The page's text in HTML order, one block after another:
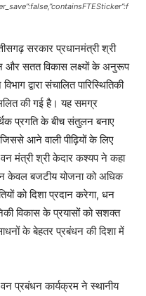
सरकार प्रधानमंत्री श्री
और सतत विकास लक्ष्यों के अनुरूप
द्वारा संचालित पारिस्थितिकी
की गई है। यह समग्र
प्रगति के बीच संतुलन बनाए
आने वाली पीढ़ियों के लिए
मंत्री श्री केदार कश्यप ने कहा
न केवल बजटीय योजना को अधिक
को दिशा प्रदान करेगा, धन
विकास के प्रयासों को सशक्त
के बेहतर प्रबंधन की दिशा में
प्रबंधन कार्यक्रम ने स्थानीय